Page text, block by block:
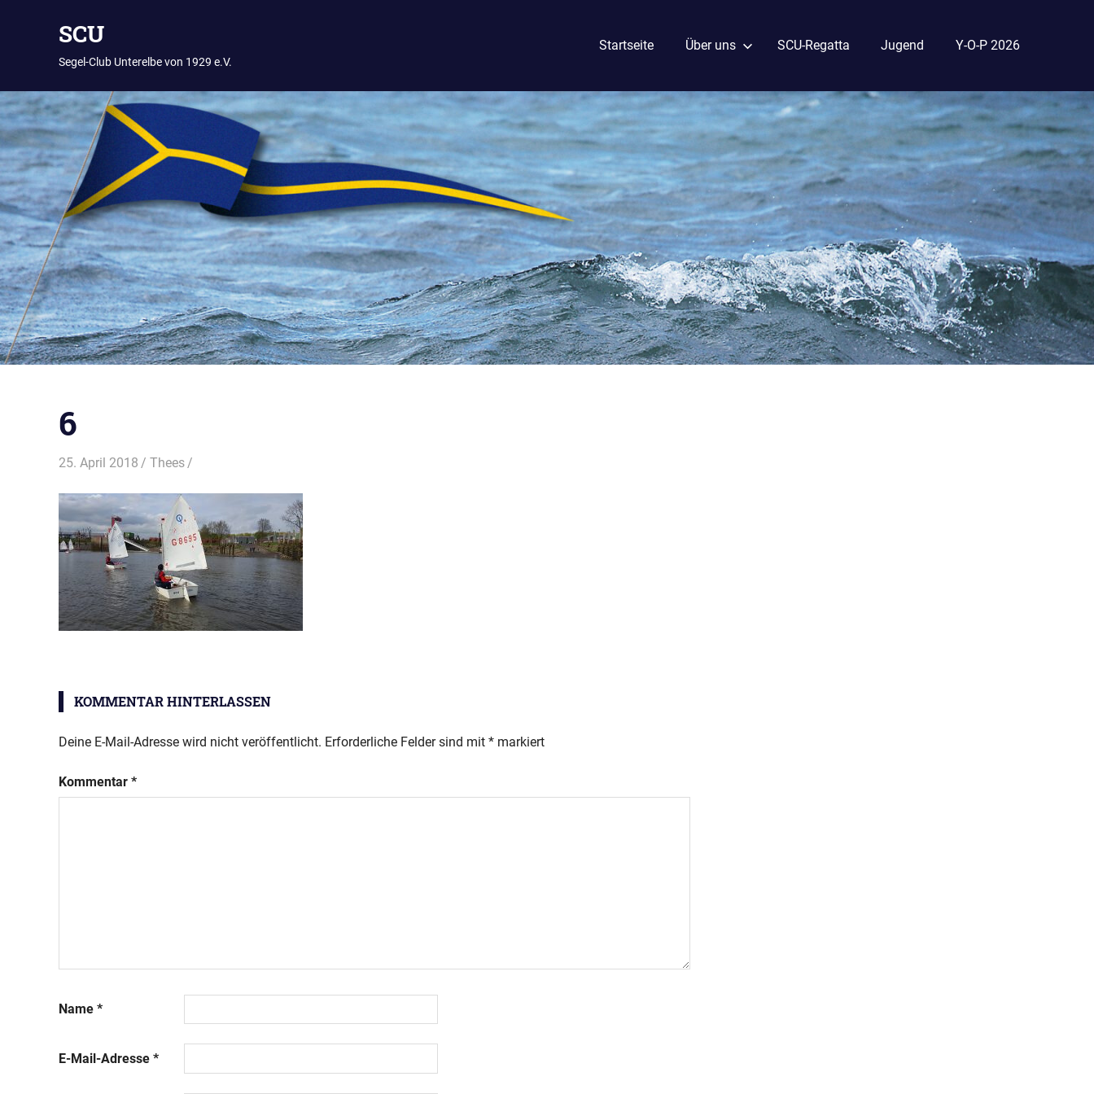
SCU
Segel-Club Unterelbe von 1929 e.V.
Startseite Über uns SCU-Regatta Jugend Y-O-P 2026
6
25. April 2018 Thees
KOMMENTAR HINTERLASSEN
Deine E-Mail-Adresse wird nicht veröffentlicht. Erforderliche Felder sind mit * markiert
Kommentar *
Name *
E-Mail-Adresse *